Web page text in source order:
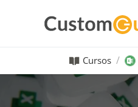
Cursos